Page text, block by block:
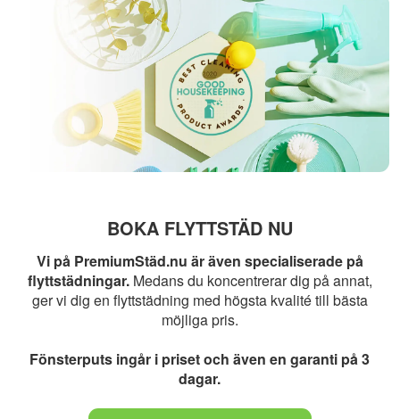
BOKA FLYTTSTÄD NU
Vi på PremiumStäd.nu är även specialiserade på
flyttstädningar. Medans du koncentrerar dig på annat,
ger vi dig en flyttstädning med högsta kvalité till bästa
möjliga pris.
Fönsterputs ingår i priset och även en garanti på 3
dagar.